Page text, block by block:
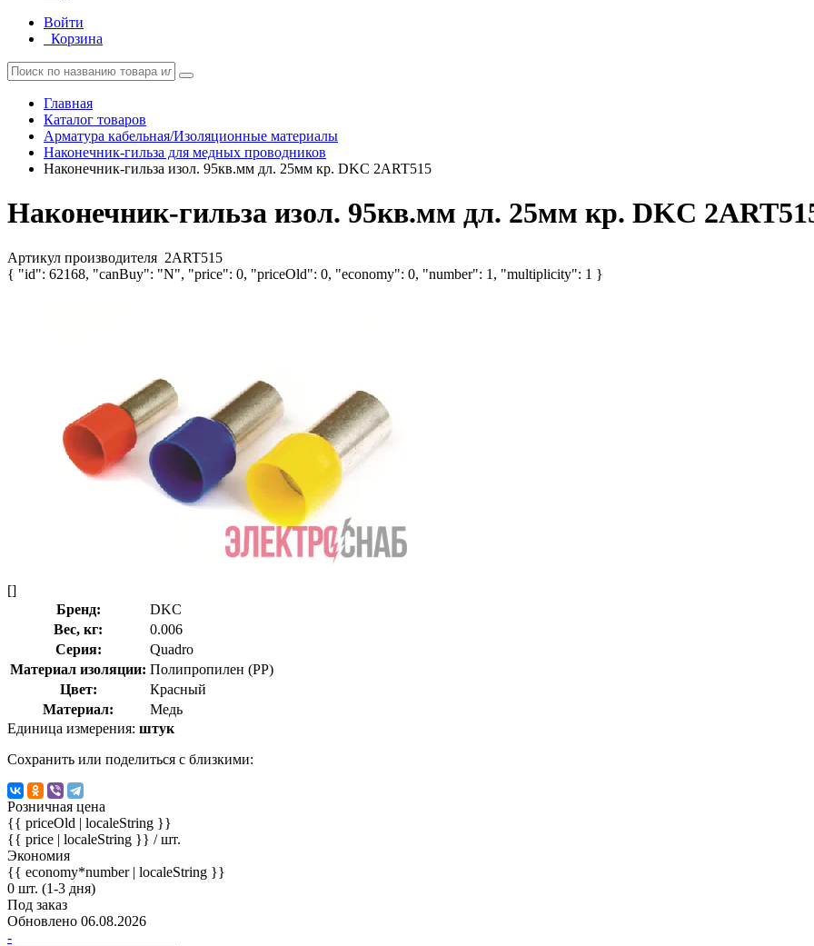
Войти
Корзина
Главная
Каталог товаров
Арматура кабельная/Изоляционные материалы
Наконечник-гильза для медных проводников
Наконечник-гильза изол. 95кв.мм дл. 25мм кр. DKC 2ART515
Наконечник-гильза изол. 95кв.мм дл. 25мм кр. DKC
Артикул производителя 2ART515
{ "id": 62168, "canBuy": "N", "price": 0, "priceOld": 0, "economy": 0, "number": 1, "multiplicity": 1 }
[]
Бренд:
DKC
Вес, кг:
0.006
Серия:
Quadro
Материал изоляции: Полипропилен (PP)
Цвет:
Красный
Материал:
Медь
Единица измерения: штук
Сохранить или поделиться с близкими:
Розничная цена
{{ priceOld | localeString }}
{{ price | localeString }} / шт.
Экономия
{{ economy*number | localeString }}
0 шт. (1-3 дня)
Под заказ
Обновлено 06.08.2026
-